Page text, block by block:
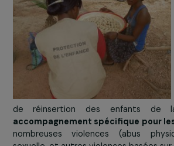
MGF mais aussi les mariages
l’Unicef , il faudrait multiplier par
accomplis au cours des 10
fin à la date attendue.
> La réponse de
Triangle